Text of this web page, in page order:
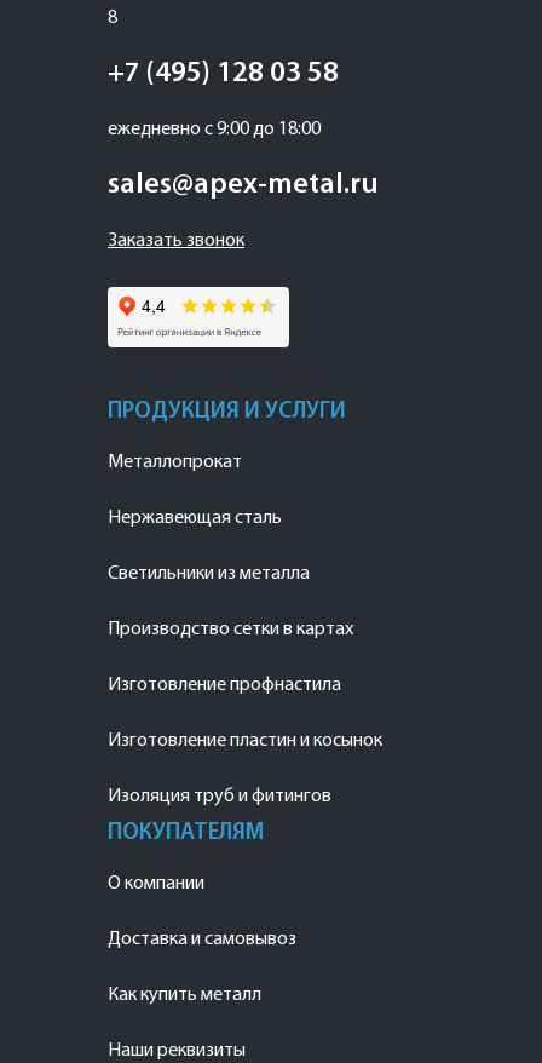
8
+7 (495) 128 03 58
ежедневно с 9:00 до 18:00
sales@apex-metal.ru
Заказать звонок
ПРОДУКЦИЯ И УСЛУГИ
Металлопрокат
Нержавеющая сталь
Светильники из металла
Производство сетки в картах
Изготовление профнастила
Изготовление пластин и косынок
Изоляция труб и фитингов
ПОКУПАТЕЛЯМ
О компании
Доставка и самовывоз
Как купить металл
Наши реквизиты